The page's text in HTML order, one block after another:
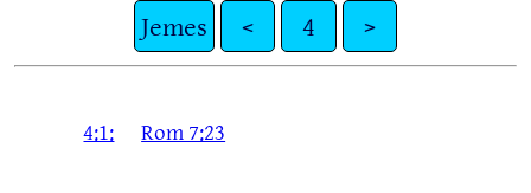
Jemes
< 4 >
4:1: Rom 7:23